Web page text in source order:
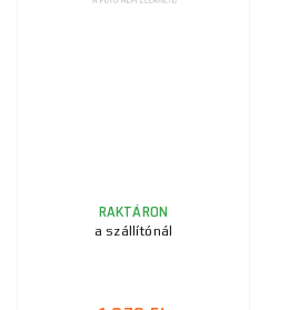
RAKTÁRON
a szállítónál